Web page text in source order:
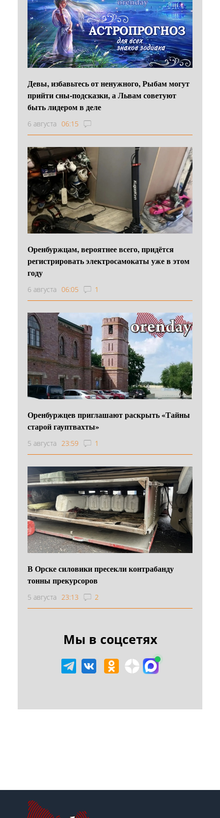
Девы, избавьтесь от ненужного, Рыбам могут
прийти сны-подсказки, а Львам советуют
быть лидером в деле
6 августа 06:15
Оренбуржцам, вероятнее всего, придётся
регистрировать электросамокаты уже в этом
году
6 августа 06:05 1
Оренбуржцев приглашают раскрыть «Тайны
старой гауптвахты»
5 августа 23:59 1
В Орске силовики пресекли контрабанду
тонны прекурсоров
5 августа 23:13 2
Мы в соцсетях